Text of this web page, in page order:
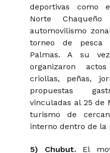
deportivas como
Norte
automovilismo
torneo de pesca
Palmas. A su
organizaron
criollas, peñas,
propuestas
vinculadas al 25 de
turismo de
interno dentro de la
5) Chubut. El